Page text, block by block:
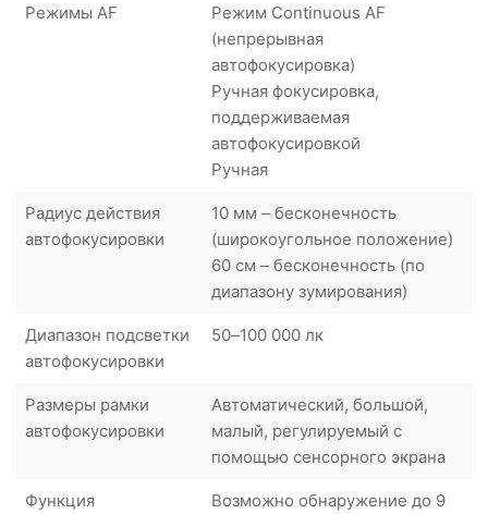
Режимы AF
Режим Continuous AF
(непрерывная
автофокусировка)
Ручная фокусировка,
поддерживаемая
автофокусировкой
Ручная
Радиус действия
автофокусировки
10 мм – бесконечность
(широкоугольное положение)
60 см – бесконечность (по
диапазону зумирования)
Диапазон подсветки
автофокусировки
50–100 000 лк
Размеры рамки
автофокусировки
Автоматический, большой,
малый, регулируемый с
помощью сенсорного экрана
Функция
Возможно обнаружение до 9